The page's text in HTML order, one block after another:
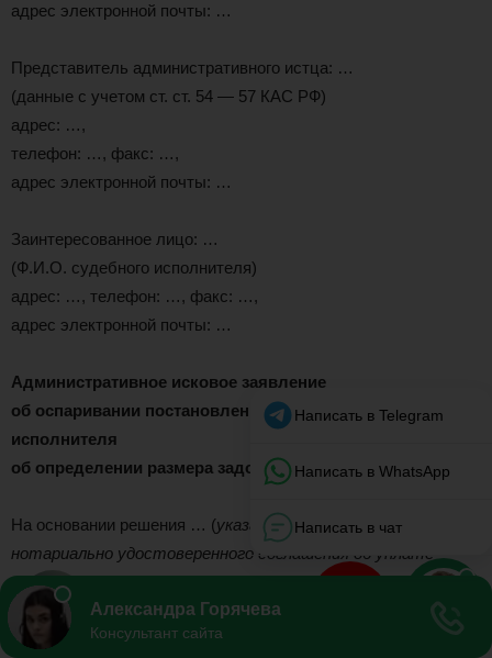
адрес электронной почты: …
Представитель административного истца: …
(данные с учетом ст. ст. 54 — 57 КАС РФ)
адрес: …,
телефон: …, факс: …,
адрес электронной почты: …
Заинтересованное лицо: …
(Ф.И.О. судебного исполнителя)
адрес: …, телефон: …, факс: …,
адрес электронной почты: …
Административное исковое заявление
об оспаривании постановления судебного пристава-
исполнителя
об определении размера задолженности по алиментам
На основании решения … (указать наименование) суда (или:
нотариально удостоверенного соглашения об уплате
алиментов) от «__»_______ ___ года N __ … (Ф.И.О.
плательщика алиментов) должен уплачивать … (
Ф.И.О.
получателя алиментов) алименты в размере … рублей